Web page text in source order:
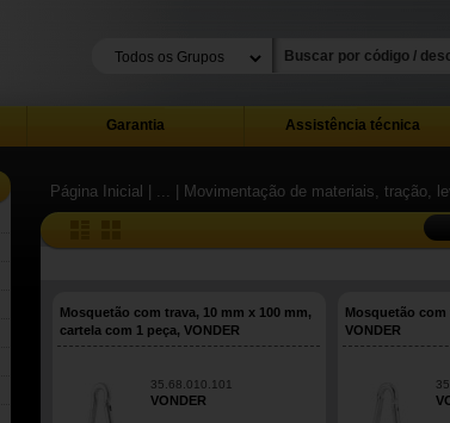
Garantia Assistência técnica
Página Inicial | ... | Movimentação de materiais, tração,
Mosquetão com trava, 10 mm x 100 mm,
cartela com 1 peça, VONDER
35.68.010.101
VONDER
Mosquetão com
VONDER